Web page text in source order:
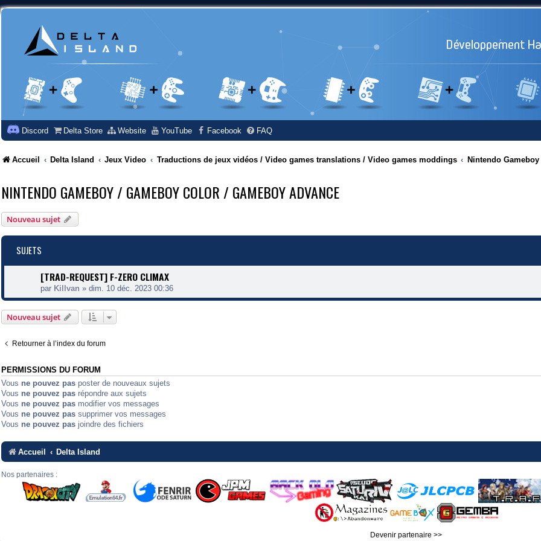
Discord Delta Store Website YouTube Facebook FAQ
Accueil Delta Island Jeux Video Traductions de jeux vidéos / Video games translations / Video games moddings Nintendo
NINTENDO GAMEBOY / GAMEBOY COLOR / GAMEBOY ADVANCE
Nouveau sujet
SUJETS
[TRAD-REQUEST] F-ZERO CLIMAX
par Killvan » dim. 10 déc. 2023 00:36
Nouveau sujet
Retourner à l’index du forum
PERMISSIONS DU FORUM
Vous ne pouvez pas poster de nouveaux sujets
Vous ne pouvez pas répondre aux sujets
Vous ne pouvez pas modifier vos messages
Vous ne pouvez pas supprimer vos messages
Vous ne pouvez pas joindre des fichiers
Accueil Delta Island
Nos partenaires :
Devenir partenaire >>